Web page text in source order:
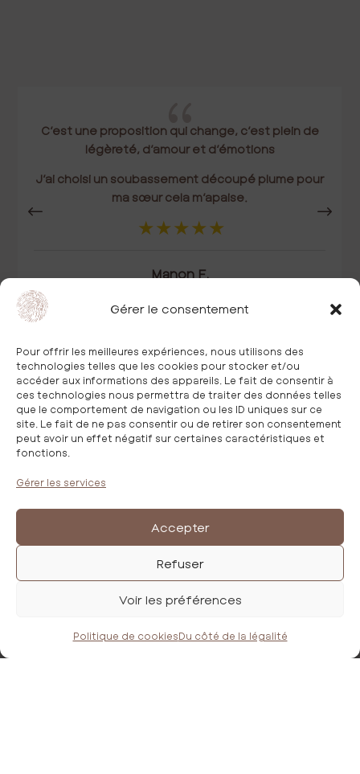
Gérer le consentement
Pour offrir les meilleures expériences, nous utilisons des
technologies telles que les cookies pour stocker et/ou
accéder aux informations des appareils. Le fait de consentir à
ces technologies nous permettra de traiter des données telles
que le comportement de navigation ou les ID uniques sur ce
site. Le fait de ne pas consentir ou de retirer son consentement
peut avoir un effet négatif sur certaines caractéristiques et
fonctions.
Gérer les services
Accepter
Refuser
Voir les préférences
Politique de cookiesDu côté de la légalité
{
C’est une proposition qui change, c’est plein de
légèreté, d’amour et d’émotions
J’ai choisi un soubassement découpé plume pour
ma sœur cela m’apaise.
Manon F.
Nos collections
Devenir partenaire
Mentions légales
Conditions Générales de Vente
CONTACTEZ-NOUS